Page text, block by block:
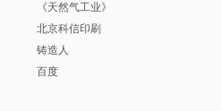
《天然气工业》
北京科信印刷
铸造人
百度